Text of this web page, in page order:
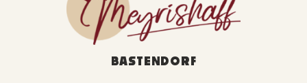
BASTENDORF